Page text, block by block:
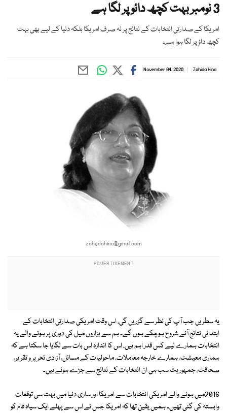
3 نومبر بہت کچھ دائو پر لگا ہے
امریکا کے صدارتی انتخابات کے نتائج پر نہ صرف امریکا بلکہ دنیا کے لیے بھی بہت
کچھ داؤ پر لگا ہوا ہے۔
Zahida Hina
November 04, 2020
zahedahina@gmail.com
یہ سطریں جب آپ کی نظر سے گزریں گی، اس وقت امریکی صدارتی انتخابات کے
ابتدائی نتائج آنے شروع ہوچکے ہوں گے۔ ہم سے ہزاروں میل کی دوری پر ہونے والے یہ
انتخابات ہمارے لیے کس قدر اہم ہیں، اس کا اندازہ اس بات سے لگایا جا سکتا ہے کہ
ہماری معیشت، ہمارے خارجہ معاملات، ماحولیات کے مسائل، آزادی تحریر و تقریر،
صحافت، جمہوریت سب ہی ان انتخابات کے نتائج سے جڑے ہوئے ہیں۔
2016میں ہونے والے امریکی انتخابات سے امریکا اور ساری دنیا میں بہت سی توقعات
وابستہ کی گئی تھیں۔ ہمیں یقین تھا کہ امریکا جس نے اس سے پہلے ایک سیاہ فام کو